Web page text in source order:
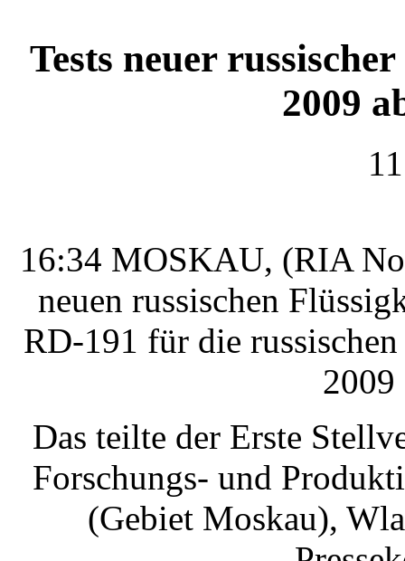
Tests neuer
2009
16:34 MOSKAU, (RIA
neuen russischen
RD-191 für die
2009
Das teilte der Erste
Forschungs- und
(Gebiet Moskau),